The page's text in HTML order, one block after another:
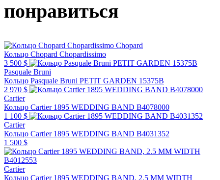
понравиться
Chopard
Кольцо Chopard Chopardissimo
3 500 $
Pasquale Bruni
Кольцо Pasquale Bruni PETIT GARDEN 15375B
2 970 $
Cartier
Кольцо Cartier 1895 WEDDING BAND B4078000
1 100 $
Cartier
Кольцо Cartier 1895 WEDDING BAND B4031352
1 500 $
Cartier
Кольцо Cartier 1895 WEDDING BAND, 2.5 MM WIDTH